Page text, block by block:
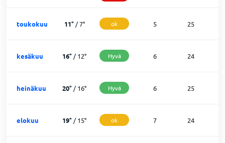
toukokuu 11°/7° ok 5 25
kesäkuu 16° /12° Hyvä 6 24
heinäkuu 20° /16° Hyvä 6 25
elokuu 19° /15° ok 7 24